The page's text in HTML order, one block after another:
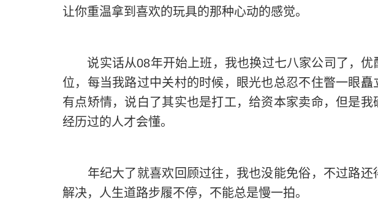
让你重温拿到喜欢的玩具的那种心动的感觉。
说实话从08年开始上班，我也换过七八家公司了，
位，每当我路过中关村的时候，眼光也总忍不住瞥一眼
有点矫情，说白了其实也是打工，给资本家卖命，但是
经历过的人才会懂。
年纪大了就喜欢回顾过往，我也没能免俗，不过路还
解决，人生道路步履不停，不能总是慢一拍。